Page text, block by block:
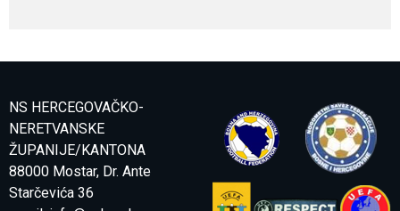
NS HERCEGOVAČKO-
NERETVANSKE
ŽUPANIJE/KANTONA
88000 Mostar, Dr. Ante
Starčevića 36